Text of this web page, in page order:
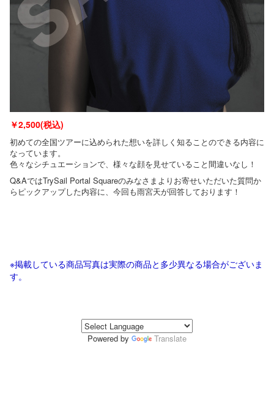
￥2,500(税込)
初めての全国ツアーに込められた想いを詳しく知ることのできる内容に
なっています。
色々なシチュエーションで、様々な顔を見せていること間違いなし！
Q&AではTrySail Portal Squareのみなさまよりお寄せいただいた質問か
らピックアップした内容に、今回も雨宮天が回答しております！
※掲載している商品写真は実際の商品と多少異なる場合がございま
す。
Powered by Translate